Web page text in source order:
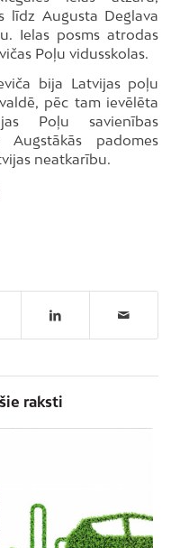
līdz Augusta Deglava
Ielas posms atrodas
Poļu vidusskolas.
bija Latvijas poļu
pēc tam ievēlēta
Poļu savienības
padomes
neatkarību.
raksti